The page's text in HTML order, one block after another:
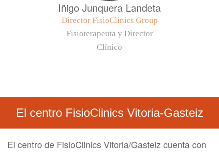
Iñigo Junquera Landeta
Director FisioClinics Group
Fisioterapeuta y Director
Clínico
El centro FisioClinics Vitoria-Gasteiz
El centro de FisioClinics Vitoria/Gasteiz cuenta con